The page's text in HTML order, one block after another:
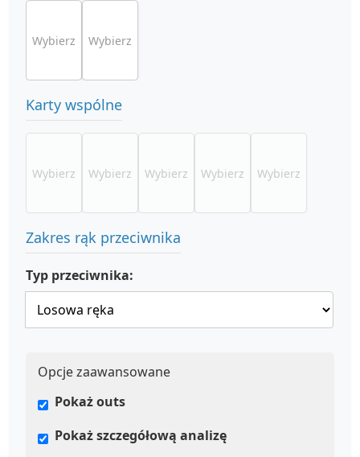
Wybierz Wybierz
Karty wspólne
Wybierz Wybierz Wybierz Wybierz Wybierz
Zakres rąk przeciwnika
Typ przeciwnika:
Opcje zaawansowane
Pokaż outs
Pokaż szczegółową analizę